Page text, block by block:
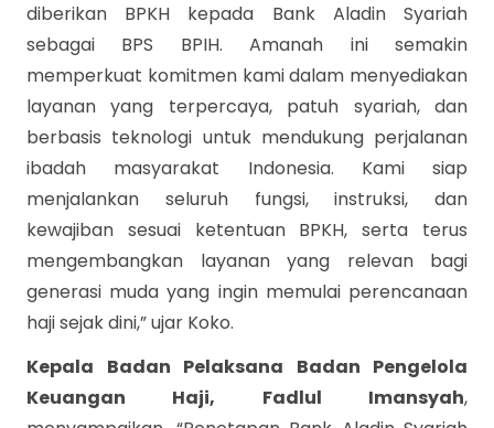
diberikan BPKH kepada Bank Aladin Syariah
sebagai BPS BPIH. Amanah ini semakin
memperkuat komitmen kami dalam menyediakan
layanan yang terpercaya, patuh syariah, dan
berbasis teknologi untuk mendukung perjalanan
ibadah masyarakat Indonesia. Kami siap
menjalankan seluruh fungsi, instruksi, dan
kewajiban sesuai ketentuan BPKH, serta terus
mengembangkan layanan yang relevan bagi
generasi muda yang ingin memulai perencanaan
haji sejak dini,” ujar Koko.
Kepala Badan Pelaksana Badan Pengelola
Keuangan Haji, Fadlul Imansyah,